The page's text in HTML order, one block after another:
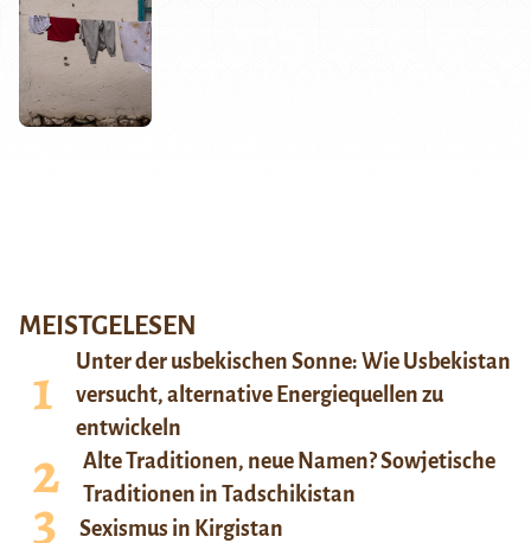
MEISTGELESEN
Unter der usbekischen Sonne: Wie Usbekistan
versucht, alternative Energiequellen zu
entwickeln
Alte Traditionen, neue Namen? Sowjetische
Traditionen in Tadschikistan
Sexismus in Kirgistan